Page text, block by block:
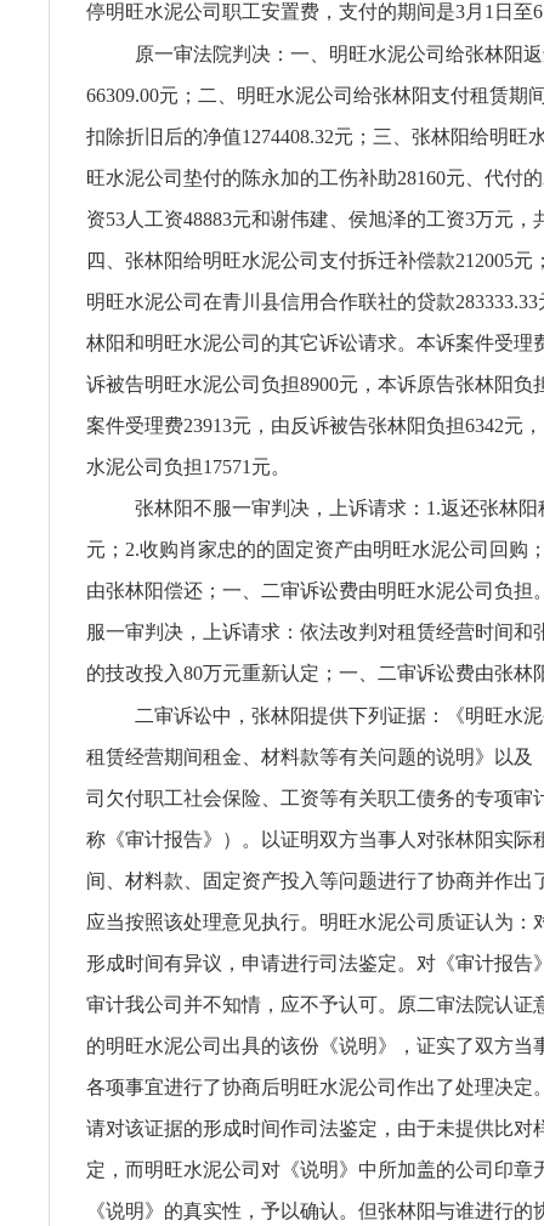
停明旺水泥公司职工安置费，支付的期间是3月1日至
原一审法院判决：一、明旺水泥公司给张林阳
66309.00元；二、明旺水泥公司给张林阳支付租赁期
扣除折旧后的净值1274408.32元；三、张林阳给明旺
旺水泥公司垫付的陈永加的工伤补助28160元、代付
资53人工资48883元和谢伟建、侯旭泽的工资3万元，
四、张林阳给明旺水泥公司支付拆迁补偿款212005元
明旺水泥公司在青川县信用合作联社的贷款
林阳和明旺水泥公司的其它诉讼请求。本诉案件受理
诉被告明旺水泥公司负担8900元，本诉原告张林阳负
案件受理费23913元，由反诉被告张林阳负担6342元
水泥公司负担17571元。
张林阳不服一审判决，上诉请求：1.返还张林阳
元；2.收购肖家忠的的固定资产由明旺水泥公司回购
由张林阳偿还；一、二审诉讼费由明旺水泥公司负担
服一审判决，上诉请求：依法改判对租赁经营时间和
的技改投入80万元重新认定；一、二审诉讼费由张林
二审诉讼中，张林阳提供下列证据：《明旺水
租赁经营期间租金、材料款等有关问题的说明》以及
司欠付职工社会保险、工资等有关职工债务的专项审
称《审计报告》）。以证明双方当事人对张林阳实际
间、材料款、固定资产投入等问题进行了协商并作出
应当按照该处理意见执行。明旺水泥公司质证认为：
形成时间有异议，申请进行司法鉴定。对《审计报告
审计我公司并不知情，应不予认可。原二审法院认证
的明旺水泥公司出具的该份《说明》，证实了双方当
各项事宜进行了协商后明旺水泥公司作出了处理决定
请对该证据的形成时间作司法鉴定，由于未提供比对
定，而明旺水泥公司对《说明》中所加盖的公司印章
《说明》的真实性，予以确认。但张林阳与谁进行的